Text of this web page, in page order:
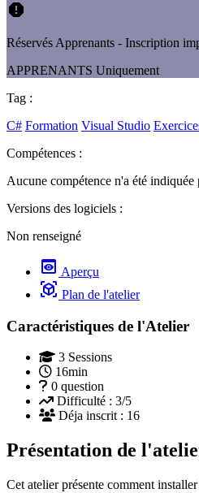
report
Réservés Apprenants - Inscription
APPRENANTS Uniquement
Tag :
C# Formation Visual Studio
Compétences :
Aucune compétence n'a été indiquée
Versions des logiciels :
Non renseigné
preview Aperçu
view_in_ar Plan de l'atelier
Caractéristiques de l'Atelier
3 Sessions
16min
0 question
Difficulté : 3/5
Déja inscrit : 16
Présentation de
Cet atelier présente comment